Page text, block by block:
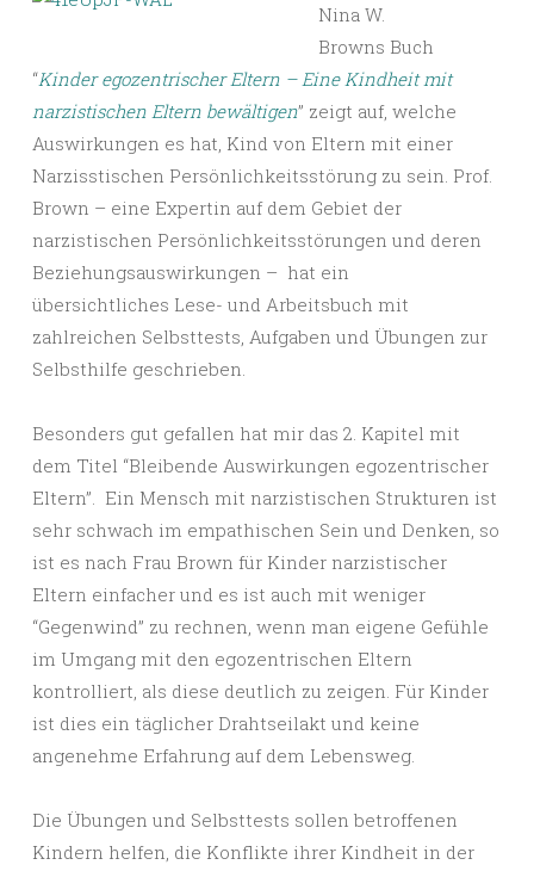
Nina W.
Browns Buch
“Kinder egozentrischer Eltern – Eine Kindheit mit
narzistischen Eltern bewältigen” zeigt auf, welche
Auswirkungen es hat, Kind von Eltern mit einer
Narzisstischen Persönlichkeitsstörung zu sein. Prof.
Brown – eine Expertin auf dem Gebiet der
narzistischen Persönlichkeitsstörungen und deren
Beziehungsauswirkungen – hat ein
übersichtliches Lese- und Arbeitsbuch mit
zahlreichen Selbsttests, Aufgaben und Übungen zur
Selbsthilfe geschrieben.
Besonders gut gefallen hat mir das 2. Kapitel mit
dem Titel “Bleibende Auswirkungen egozentrischer
Eltern”. Ein Mensch mit narzistischen Strukturen ist
sehr schwach im empathischen Sein und Denken, so
ist es nach Frau Brown für Kinder narzistischer
Eltern einfacher und es ist auch mit weniger
“Gegenwind” zu rechnen, wenn man eigene Gefühle
im Umgang mit den egozentrischen Eltern
kontrolliert, als diese deutlich zu zeigen. Für Kinder
ist dies ein täglicher Drahtseilakt und keine
angenehme Erfahrung auf dem Lebensweg.
Die Übungen und Selbsttests sollen betroffenen
Kindern helfen, die Konflikte ihrer Kindheit in der